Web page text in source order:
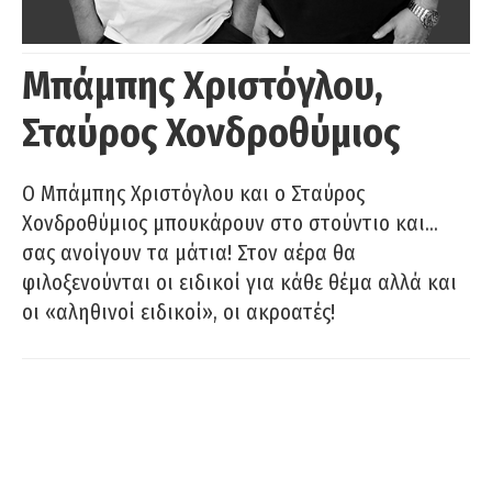
Μπάμπης Χριστόγλου,
Σταύρος Χονδροθύμιος
O Μπάμπης Χριστόγλου και ο Σταύρος
Χονδροθύμιος μπουκάρουν στο στούντιο και…
σας ανοίγουν τα μάτια! Στον αέρα θα
φιλοξενούνται οι ειδικοί για κάθε θέμα αλλά και
οι «αληθινοί ειδικοί», οι ακροατές!